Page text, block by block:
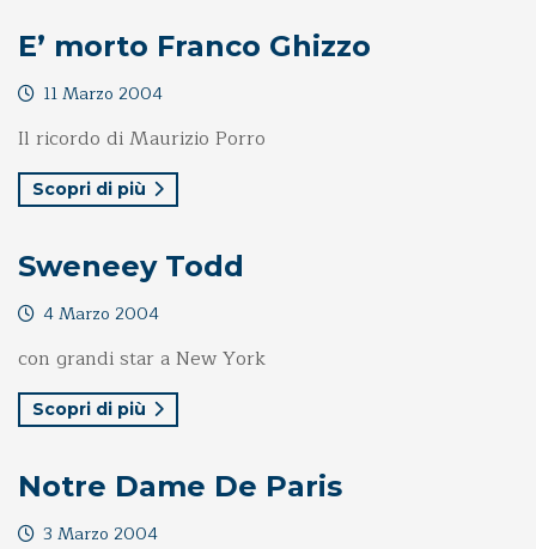
E’ morto Franco Ghizzo
11 Marzo 2004
Il ricordo di Maurizio Porro
Scopri di più
Sweneey Todd
4 Marzo 2004
con grandi star a New York
Scopri di più
Notre Dame De Paris
3 Marzo 2004